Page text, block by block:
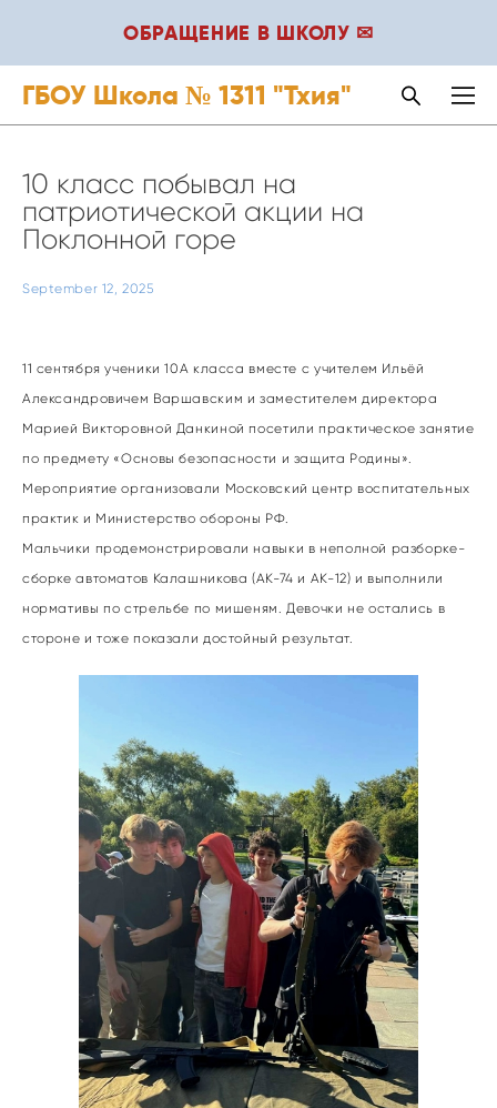
ОБРАЩЕНИЕ В ШКОЛУ ✉
ГБОУ Школа № 1311 "Тхия"
September 12, 2025
10 класс побывал на
патриотической акции на
Поклонной горе
11 сентября ученики 10А класса вместе с учителем Ильёй
Александровичем Варшавским и заместителем директора
Марией Викторовной Данкиной посетили практическое занятие
по предмету «Основы безопасности и защита Родины».
Мероприятие организовали Московский центр воспитательных
практик и Министерство обороны РФ.
Мальчики продемонстрировали навыки в неполной разборке-
сборке автоматов Калашникова (АК-74 и АК-12) и выполнили
нормативы по стрельбе по мишеням. Девочки не остались в
стороне и тоже показали достойный результат.